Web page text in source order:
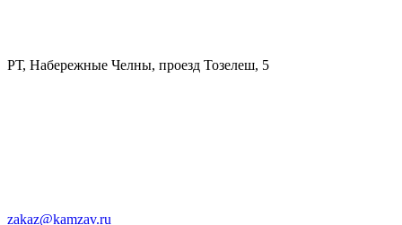
РТ, Набережные Челны, проезд Тозелеш, 5
zakaz@kamzav.ru